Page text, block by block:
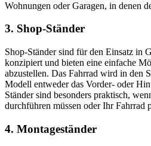
Wohnungen oder Garagen, in denen
3. Shop-Ständer
Shop-Ständer sind für den Einsatz in
konzipiert und bieten eine einfache
abzustellen. Das Fahrrad wird in den
Modell entweder das Vorder- oder
Ständer sind besonders praktisch,
durchführen müssen oder Ihr Fahrrad
4. Montageständer